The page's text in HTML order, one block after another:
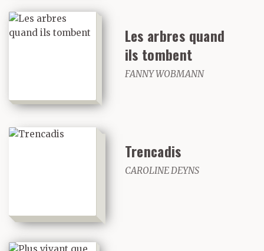
Les arbres quand
ils tombent
FANNY WOBMANN
Trencadis
CAROLINE DEYNS